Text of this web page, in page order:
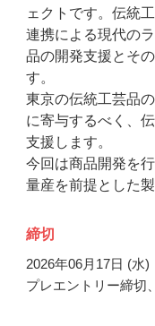
ェクトです。伝統
連携による現代の
品の開発支援とそ
す。
東京の伝統工芸品
に寄与するべく、
支援します。
今回は商品開発を
量産を前提とした
締切
2026年06月17日 (水)
プレエントリー締切